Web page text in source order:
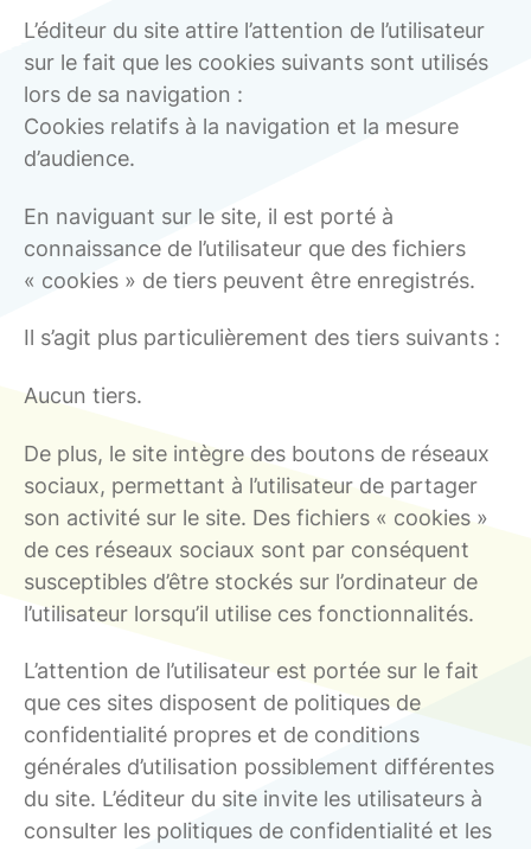
L’éditeur du site attire l’attention de l’utilisateur
sur le fait que les cookies suivants sont utilisés
lors de sa navigation :
Cookies relatifs à la navigation et la mesure
d’audience.
En naviguant sur le site, il est porté à
connaissance de l’utilisateur que des fichiers
« cookies » de tiers peuvent être enregistrés.
Il s’agit plus particulièrement des tiers suivants :
Aucun tiers.
De plus, le site intègre des boutons de réseaux
sociaux, permettant à l’utilisateur de partager
son activité sur le site. Des fichiers « cookies »
de ces réseaux sociaux sont par conséquent
susceptibles d’être stockés sur l’ordinateur de
l’utilisateur lorsqu’il utilise ces fonctionnalités.
L’attention de l’utilisateur est portée sur le fait
que ces sites disposent de politiques de
confidentialité propres et de conditions
générales d’utilisation possiblement différentes
du site. L’éditeur du site invite les utilisateurs à
consulter les politiques de confidentialité et les